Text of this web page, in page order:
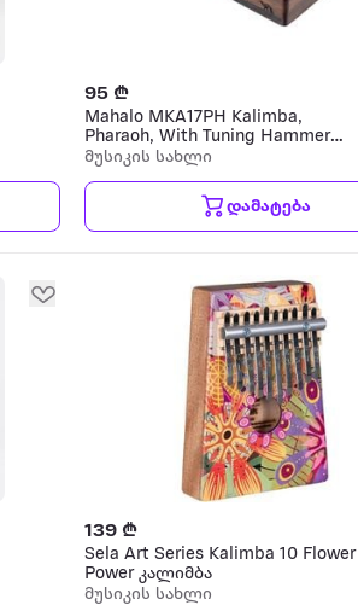
95 ₾
Mahalo MKA17PH Kalimba,
Pharaoh, With Tuning Hammer
And Carry Bag კალიმბა ჩანთით
მუსიკის სახლი
დამატება
139 ₾
Sela Art Series Kalimba 10 Flower
Power კალიმბა
მუსიკის სახლი